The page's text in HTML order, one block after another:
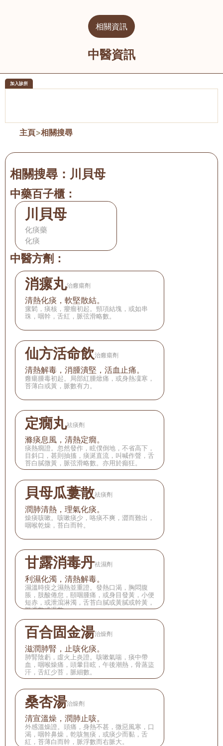
相關資訊
中醫資訊
加入診所
主頁>相關搜尋
相關搜尋： 川貝母
中藥百子櫃：
川貝母
化痰藥
化痰
中醫方劑：
消瘰丸治癰瘍劑
清熱化痰，軟堅散結。
瘰鬁，痰核，癭瘤初起。頸項結塊，或如串
珠，咽幹，舌紅，脈弦滑略數。
仙方活命飲治癰瘍劑
清熱解毒，消腫潰堅，活血止痛。
癰瘍腫毒初起。局部紅腫焮痛，或身熱凜寒，
苔薄白或黃，脈數有力。
定癇丸祛痰劑
滌痰息風，清熱定癇。
痰熱癇證。忽然發作，眩僕倒地，不省高下，
目斜口，甚則抽搐，痰涎直流，叫喊作聲，舌
苔白膩微黃，脈弦滑略數。亦用於癲狂。
貝母瓜蔞散祛痰劑
潤肺清熱，理氣化痰。
燥痰咳嗽。咳嗽痰少，咯痰不爽，澀而難出，
咽喉乾燥，苔白而幹。
甘露消毒丹祛濕劑
利濕化濁，清熱解毒。
濕溫時疫之濕熱並重證。發熱口渴，胸悶腹
脹，肢酸倦怠，頤咽腫痛，或身目發黃，小便
短赤，或泄瀉淋濁，舌苔白膩或黃膩或幹黃，
脈濡數或滑數。
百合固金湯治燥劑
滋潤肺腎，止咳化痰。
肺腎陰虧，虛火上炎證。咳嗽氣喘，痰中帶
血，咽喉燥痛，頭暈目眩，午後潮熱，骨蒸盜
汗，舌紅少苔，脈細數。
桑杏湯治燥劑
清宣溫燥，潤肺止咳。
外感溫燥證。頭痛，身熱不甚，微惡風寒，口
渴，咽幹鼻燥，乾咳無痰，或痰少而黏，舌
紅，苔薄白而幹，脈浮數而右脈大。